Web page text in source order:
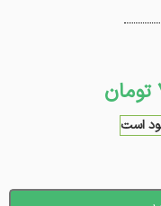
تومان